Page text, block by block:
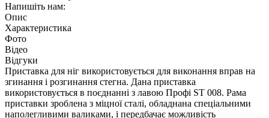
Напишіть нам:
Опис
Характеристика
Фото
Відео
Відгуки
Приставка для ніг використовується для виконання вправ на
згинання і розгинання стегна. Дана приставка
використовується в поєднанні з лавою Профі ST 008. Рама
приставки зроблена з міцної сталі, обладнана спеціальними
наполегливими валиками, і передбачає можливість